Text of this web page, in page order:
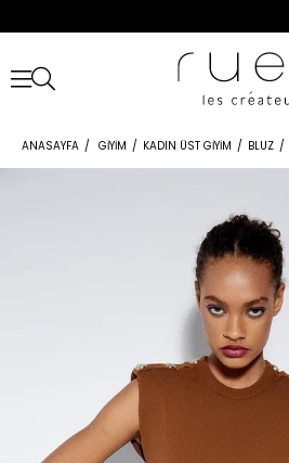
ANASAYFA GIYIM KADIN ÜST GIYIM BLUZ